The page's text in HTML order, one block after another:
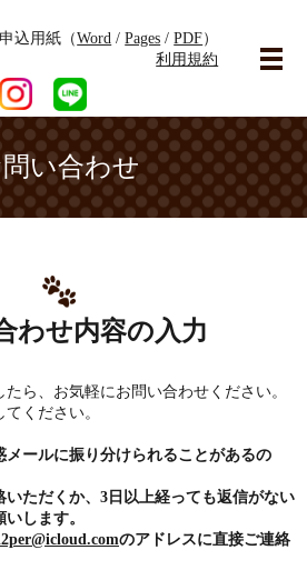
申込用紙（Word /Pages /PDF）
利用規約
い合わせ
わせ内容の入力
ら、お気軽にお問い合わせください。
ください。
メールに振り分けられることがあるの
ただくか、3日以上経っても返信がない
します。
のアドレスに直接ご連絡